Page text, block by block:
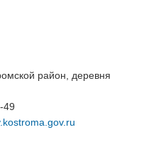
район, деревня
49